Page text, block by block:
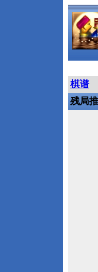
棋谱
残局